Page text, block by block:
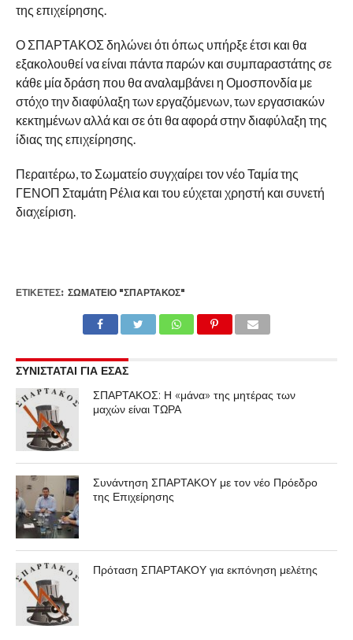
της επιχείρησης.
Ο ΣΠΑΡΤΑΚΟΣ δηλώνει ότι όπως υπήρξε έτσι και θα
εξακολουθεί να είναι πάντα παρών και συμπαραστάτης σε
κάθε μία δράση που θα αναλαμβάνει η Ομοσπονδία με
στόχο την διαφύλαξη των εργαζόμενων, των εργασιακών
κεκτημένων αλλά και σε ότι θα αφορά στην διαφύλαξη της
ίδιας της επιχείρησης.
Περαιτέρω, το Σωματείο συγχαίρει τον νέο Ταμία της
ΓΕΝΟΠ Σταμάτη Ρέλια και του εύχεται χρηστή και συνετή
διαχείριση.
ΕΤΙΚΕΤΕΣ: ΣΩΜΑΤΕΊΟ "ΣΠΑΡΤΑΚΟΣ"
ΣΥΝΙΣΤΑΤΑΙ ΓΙΑ ΕΣΑΣ
ΣΠΑΡΤΑΚΟΣ: Η «μάνα» της μητέρας των
μαχών είναι ΤΩΡΑ
Συνάντηση ΣΠΑΡΤΑΚΟΥ με τον νέο Πρόεδρο
της Επιχείρησης
Πρόταση ΣΠΑΡΤΑΚΟΥ για εκπόνηση μελέτης